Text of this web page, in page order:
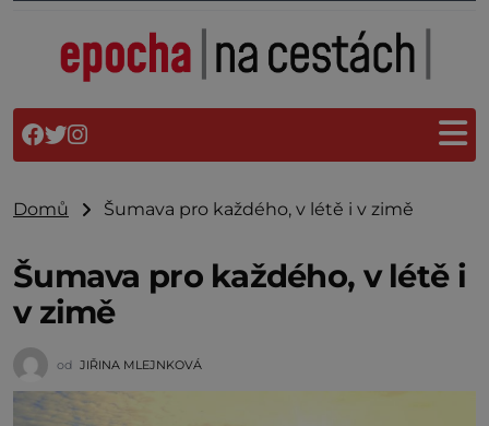
Domů Šumava pro každého, v létě i v zimě
Šumava pro každého, v létě i
v zimě
od JIŘINA MLEJNKOVÁ